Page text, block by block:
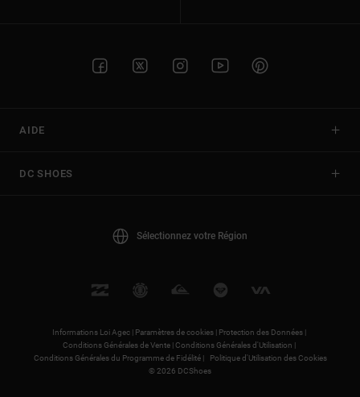
AIDE
DC SHOES
Sélectionnez votre Région
Informations Loi Agec | Paramètres de cookies | Protection des Données |
Conditions Générales de Vente |Conditions Générales d'Utilisation |
Conditions Générales du Programme de Fidélité |
Politique d'Utilisation des Cookies
© 2026 DCShoes